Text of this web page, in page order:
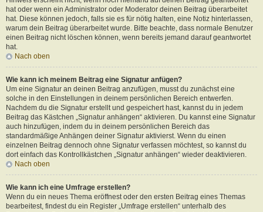
hat oder wenn ein Administrator oder Moderator deinen Beitrag überarbeitet
hat. Diese können jedoch, falls sie es für nötig halten, eine Notiz hinterlassen,
warum dein Beitrag überarbeitet wurde. Bitte beachte, dass normale Benutzer
einen Beitrag nicht löschen können, wenn bereits jemand darauf geantwortet
hat.
Nach oben
Wie kann ich meinem Beitrag eine Signatur anfügen?
Um eine Signatur an deinen Beitrag anzufügen, musst du zunächst eine
solche in den Einstellungen in deinem persönlichen Bereich entwerfen.
Nachdem du die Signatur erstellt und gespeichert hast, kannst du in jedem
Beitrag das Kästchen „Signatur anhängen“ aktivieren. Du kannst eine Signatur
auch hinzufügen, indem du in deinem persönlichen Bereich das
standardmäßige Anhängen deiner Signatur aktivierst. Wenn du einen
einzelnen Beitrag dennoch ohne Signatur verfassen möchtest, so kannst du
dort einfach das Kontrollkästchen „Signatur anhängen“ wieder deaktivieren.
Nach oben
Wie kann ich eine Umfrage erstellen?
Wenn du ein neues Thema eröffnest oder den ersten Beitrag eines Themas
bearbeitest, findest du ein Register „Umfrage erstellen“ unterhalb des